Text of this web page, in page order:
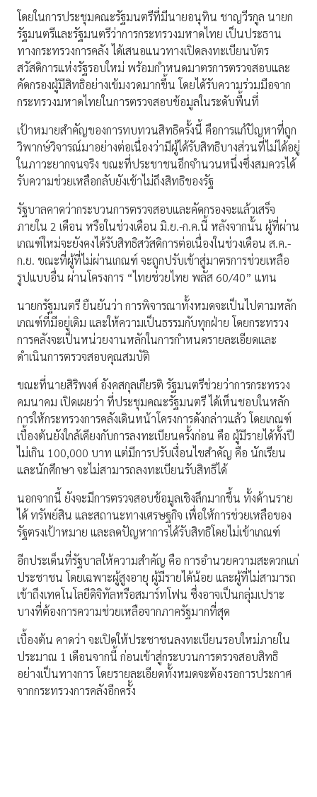
โดยในการประชุมคณะรัฐมนตรีที่มีนายอนุทิน ชาญวีรกูล นายก
รัฐมนตรีและรัฐมนตรีว่าการกระทรวงมหาดไทย เป็นประธาน
ทางกระทรวงการคลัง ได้เสนอแนวทางเปิดลงทะเบียนบัตร
สวัสดิการแห่งรัฐรอบใหม่ พร้อมกำหนดมาตรการตรวจสอบและ
คัดกรองผู้มีสิทธิอย่างเข้มงวดมากขึ้น โดยได้รับความร่วมมือจาก
กระทรวงมหาดไทยในการตรวจสอบข้อมูลในระดับพื้นที่
เป้าหมายสำคัญของการทบทวนสิทธิครั้งนี้ คือการแก้ปัญหาที่ถูก
วิพากษ์วิจารณ์มาอย่างต่อเนื่องว่ามีผู้ได้รับสิทธิบางส่วนที่ไม่ได้อยู่
ในภาวะยากจนจริง ขณะที่ประชาชนอีกจำนวนหนึ่งซึ่งสมควรได้
รับความช่วยเหลือกลับยังเข้าไม่ถึงสิทธิของรัฐ
รัฐบาลคาดว่ากระบวนการตรวจสอบและคัดกรองจะแล้วเสร็จ
ภายใน 2 เดือน หรือในช่วงเดือน มิ.ย.-ก.ค.นี้ หลังจากนั้น ผู้ที่ผ่าน
เกณฑ์ใหม่จะยังคงได้รับสิทธิสวัสดิการต่อเนื่องในช่วงเดือน ส.ค.-
ก.ย. ขณะที่ผู้ที่ไม่ผ่านเกณฑ์ จะถูกปรับเข้าสู่มาตรการช่วยเหลือ
รูปแบบอื่น ผ่านโครงการ “ไทยช่วยไทย พลัส 60/40” แทน
นายกรัฐมนตรี ยืนยันว่า การพิจารณาทั้งหมดจะเป็นไปตามหลัก
เกณฑ์ที่มีอยู่เดิม และให้ความเป็นธรรมกับทุกฝ่าย โดยกระทรวง
การคลังจะเป็นหน่วยงานหลักในการกำหนดรายละเอียดและ
ดำเนินการตรวจสอบคุณสมบัติ
ขณะที่นายสิริพงศ์ อังคสกุลเกียรติ รัฐมนตรีช่วยว่าการกระทรวง
คมนาคม เปิดเผยว่า ที่ประชุมคณะรัฐมนตรี ได้เห็นชอบในหลัก
การให้กระทรวงการคลังเดินหน้าโครงการดังกล่าวแล้ว โดยเกณฑ์
เบื้องต้นยังใกล้เคียงกับการลงทะเบียนครั้งก่อน คือ ผู้มีรายได้ทั้งปี
ไม่เกิน 100,000 บาท แต่มีการปรับเงื่อนไขสำคัญ คือ นักเรียน
และนักศึกษา จะไม่สามารถลงทะเบียนรับสิทธิได้
นอกจากนี้ ยังจะมีการตรวจสอบข้อมูลเชิงลึกมากขึ้น ทั้งด้านราย
ได้ ทรัพย์สิน และสถานะทางเศรษฐกิจ เพื่อให้การช่วยเหลือของ
รัฐตรงเป้าหมาย และลดปัญหาการได้รับสิทธิโดยไม่เข้าเกณฑ์
อีกประเด็นที่รัฐบาลให้ความสำคัญ คือ การอำนวยความสะดวกแก่
ประชาชน โดยเฉพาะผู้สูงอายุ ผู้มีรายได้น้อย และผู้ที่ไม่สามารถ
เข้าถึงเทคโนโลยีดิจิทัลหรือสมาร์ทโฟน ซึ่งอาจเป็นกลุ่มเปราะ
บางที่ต้องการความช่วยเหลือจากภาครัฐมากที่สุด
เบื้องต้น คาดว่า จะเปิดให้ประชาชนลงทะเบียนรอบใหม่ภายใน
ประมาณ 1 เดือนจากนี้ ก่อนเข้าสู่กระบวนการตรวจสอบสิทธิ
อย่างเป็นทางการ โดยรายละเอียดทั้งหมดจะต้องรอการประกาศ
จากกระทรวงการคลังอีกครั้ง